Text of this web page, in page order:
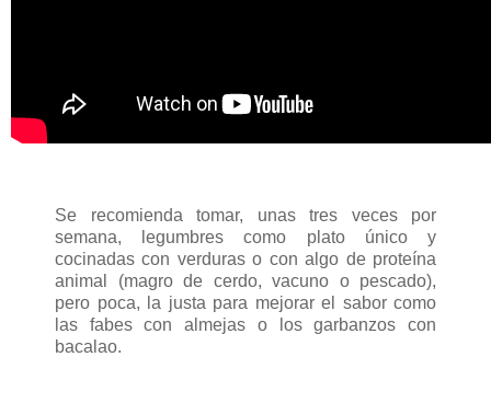
Se recomienda tomar, unas tres veces por
semana, legumbres como plato único y
cocinadas con verduras o con algo de proteína
animal (magro de cerdo, vacuno o pescado),
pero poca, la justa para mejorar el sabor como
las fabes con almejas o los garbanzos con
bacalao.